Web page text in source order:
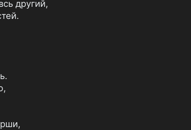
другий,